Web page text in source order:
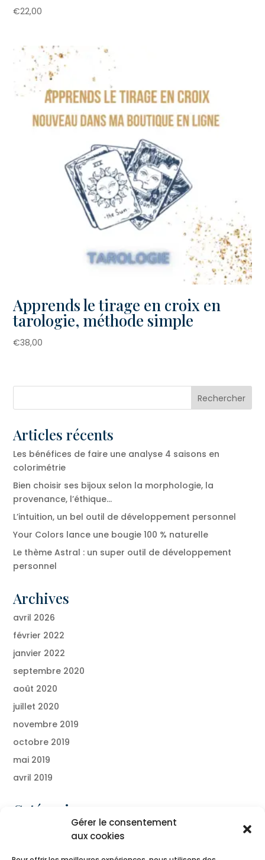
Gérer le consentement
aux cookies
€22,00
Apprends le tirage en croix en
tarologie, méthode simple
€38,00
Articles récents
Les bénéfices de faire une analyse 4 saisons en
colorimétrie
Bien choisir ses bijoux selon la morphologie, la
provenance, l’éthique…
L’intuition, un bel outil de développement personnel
Your Colors lance une bougie 100 % naturelle
Le thème Astral : un super outil de développement
personnel
Archives
avril 2026
février 2022
janvier 2022
septembre 2020
août 2020
juillet 2020
novembre 2019
octobre 2019
mai 2019
avril 2019
Catégories